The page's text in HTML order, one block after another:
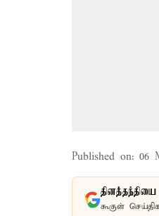
Published on: 06
கூகுள்